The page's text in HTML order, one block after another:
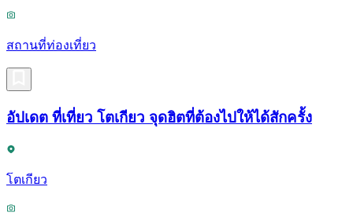
สถานที่ท่องเที่ยว
อัปเดต ที่เที่ยว โตเกียว จุดฮิตที่ต้องไปให้ได้สักครั้ง
โตเกียว